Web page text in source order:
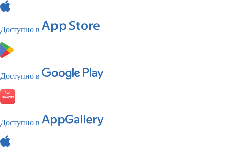
Доступно в
Доступно в
Доступно в